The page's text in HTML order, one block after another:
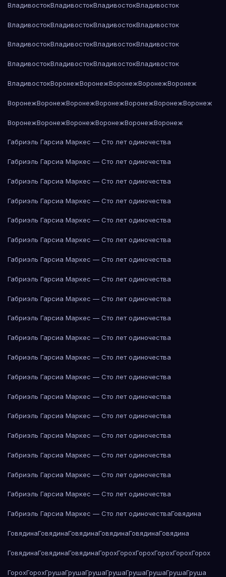
ВладивостокВладивостокВладивостокВладивосток
ВладивостокВладивостокВладивостокВладивосток
ВладивостокВладивостокВладивостокВладивосток
ВладивостокВладивостокВладивостокВладивосток
ВладивостокВоронежВоронежВоронежВоронежВоронеж
ВоронежВоронежВоронежВоронежВоронежВоронежВоронеж
ВоронежВоронежВоронежВоронежВоронежВоронеж
Габриэль Гарсиа Маркес — Сто лет одиночества
Габриэль Гарсиа Маркес — Сто лет одиночества
Габриэль Гарсиа Маркес — Сто лет одиночества
Габриэль Гарсиа Маркес — Сто лет одиночества
Габриэль Гарсиа Маркес — Сто лет одиночества
Габриэль Гарсиа Маркес — Сто лет одиночества
Габриэль Гарсиа Маркес — Сто лет одиночества
Габриэль Гарсиа Маркес — Сто лет одиночества
Габриэль Гарсиа Маркес — Сто лет одиночества
Габриэль Гарсиа Маркес — Сто лет одиночества
Габриэль Гарсиа Маркес — Сто лет одиночества
Габриэль Гарсиа Маркес — Сто лет одиночества
Габриэль Гарсиа Маркес — Сто лет одиночества
Габриэль Гарсиа Маркес — Сто лет одиночества
Габриэль Гарсиа Маркес — Сто лет одиночества
Габриэль Гарсиа Маркес — Сто лет одиночества
Габриэль Гарсиа Маркес — Сто лет одиночества
Габриэль Гарсиа Маркес — Сто лет одиночества
Габриэль Гарсиа Маркес — Сто лет одиночества
Габриэль Гарсиа Маркес — Сто лет одиночестваГовядина
ГовядинаГовядинаГовядинаГовядинаГовядинаГовядина
ГовядинаГовядинаГовядинаГорохГорохГорохГорохГорохГорох
ГорохГорохГрушаГрушаГрушаГрушаГрушаГрушаГрушаГруша